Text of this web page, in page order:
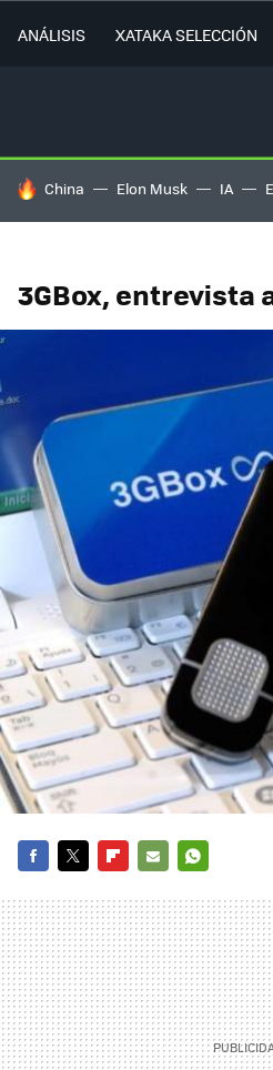
ANÁLISIS XATAKA SELECCIÓN
HOY SE HABLA DE
China Elon Musk IA
3GBox, entrevista
MAIL